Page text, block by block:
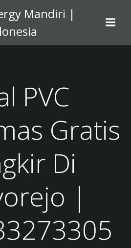
to
content
Mandiri |
PVC
Gratis
Di
|